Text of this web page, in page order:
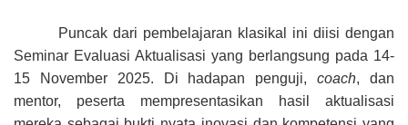
Puncak dari pembelajaran klasikal ini diisi dengan
Seminar Evaluasi Aktualisasi yang berlangsung pada 14-
15 November 2025. Di hadapan penguji,coach, dan
mentor, peserta mempresentasikan hasil aktualisasi